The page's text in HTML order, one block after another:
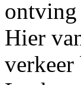
ontving
Hier